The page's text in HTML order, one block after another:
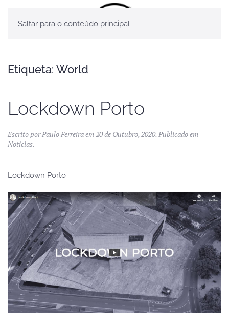
Saltar para o conteúdo principal
Etiqueta: World
Lockdown Porto
Escrito porPaulo Ferreiraem20 de Outubro, 2020. Publicado em
Noticias.
Lockdown Porto